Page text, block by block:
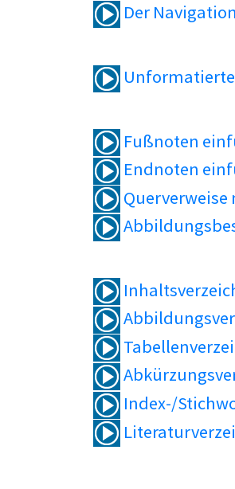
Der
Fußnoten
Endnoten
Querverweise
Index-/